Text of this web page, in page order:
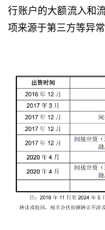
行账户的大额流入和
项来源于第三方等异常